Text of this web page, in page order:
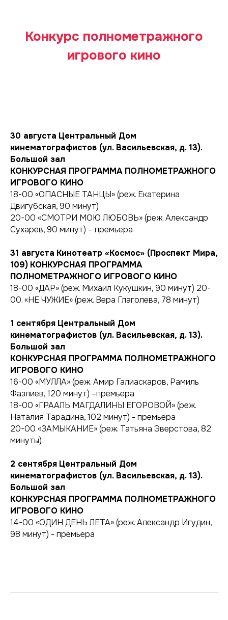
Конкурс полнометражного
игрового кино
30 августа Центральный Дом
кинематографистов (ул. Васильевская, д. 13).
Большой зал
КОНКУРСНАЯ ПРОГРАММА ПОЛНОМЕТРАЖНОГО
ИГРОВОГО КИНО
18-00 «ОПАСНЫЕ ТАНЦЫ» (реж. Екатерина
Двигубская, 90 минут)
20-00 «СМОТРИ МОЮ ЛЮБОВЬ» (реж. Александр
Сухарев, 90 минут) – премьера
31 августа Кинотеатр «Космос» (Проспект Мира,
109) КОНКУРСНАЯ ПРОГРАММА
ПОЛНОМЕТРАЖНОГО ИГРОВОГО КИНО
18-00 «ДАР» (реж. Михаил Кукушкин, 90 минут) 20-
00. «НЕ ЧУЖИЕ» (реж. Вера Глаголева, 78 минут)
1 сентября Центральный Дом
кинематографистов (ул. Васильевская, д. 13).
Большой зал
КОНКУРСНАЯ ПРОГРАММА ПОЛНОМЕТРАЖНОГО
ИГРОВОГО КИНО
16-00 «МУЛЛА» (реж. Амир Галиаскаров, Рамиль
Фазлиев, 120 минут) –премьера
18-00 «ГРААЛЬ МАГДАЛИНЫ ЕГОРОВОЙ» (реж.
Наталия Тарадина, 102 минут) - премьера
20-00 «ЗАМЫКАНИЕ» (реж. Татьяна Эверстова, 82
минуты)
2 сентября Центральный Дом
кинематографистов (ул. Васильевская, д. 13).
Большой зал
КОНКУРСНАЯ ПРОГРАММА ПОЛНОМЕТРАЖНОГО
ИГРОВОГО КИНО
14-00 «ОДИН ДЕНЬ ЛЕТА» (реж. Александр Игудин,
98 минут) - премьера